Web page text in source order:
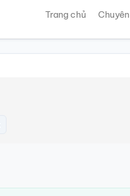
Trang chủ